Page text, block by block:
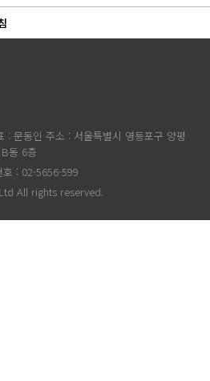
: 문동인 주소 : 서울특별시 영등포구 양평
동 6층
: 02-5656-599
All rights reserved.